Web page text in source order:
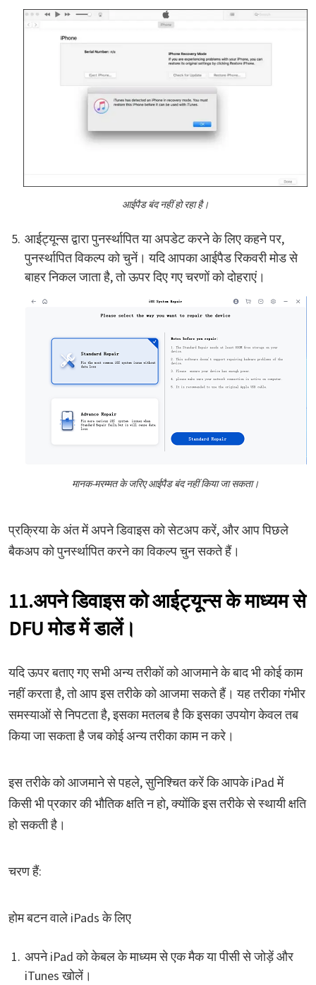
आईपैड बंद नहीं हो रहा है।
आईट्यून्स द्वारा पुनर्स्थापित या अपडेट करने के लिए कहने पर,
पुनर्स्थापित विकल्प को चुनें। यदि आपका आईपैड रिकवरी मोड से
बाहर निकल जाता है, तो ऊपर दिए गए चरणों को दोहराएं।
मानक-मरम्मत के जरिए आईपैड बंद नहीं किया जा सकता।
प्रक्रिया के अंत में अपने डिवाइस को सेटअप करें, और आप पिछले
बैकअप को पुनर्स्थापित करने का विकल्प चुन सकते हैं।
11.अपने डिवाइस को आईट्यून्स के माध्यम से
DFU मोड में डालें।
यदि ऊपर बताए गए सभी अन्य तरीकों को आजमाने के बाद भी कोई काम
नहीं करता है, तो आप इस तरीके को आजमा सकते हैं। यह तरीका गंभीर
समस्याओं से निपटता है, इसका मतलब है कि इसका उपयोग केवल तब
किया जा सकता है जब कोई अन्य तरीका काम न करे।
इस तरीके को आजमाने से पहले, सुनिश्चित करें कि आपके iPad में
किसी भी प्रकार की भौतिक क्षति न हो, क्योंकि इस तरीके से स्थायी क्षति
हो सकती है।
चरण हैं:
होम बटन वाले iPads के लिए
अपने iPad को केबल के माध्यम से एक मैक या पीसी से जोड़ें और
iTunes खोलें।